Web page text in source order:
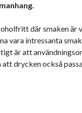
där smaken är
vara intressanta
är att
att drycken också